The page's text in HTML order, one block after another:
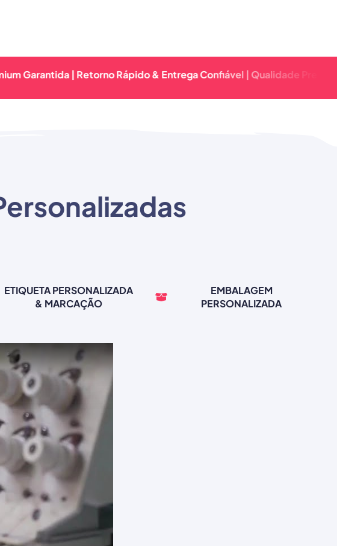
| Retorno Rápido & Entrega Confiável | Qualidade Premium
ETIQUETA PERSONALIZADA
& MARCAÇÃO
EMBALAGEM
PERSONALIZADA